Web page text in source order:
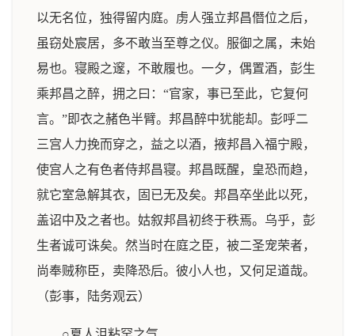
以无名位，独得留内庭。虏人强立邦昌僭位之后，
虽窃处宸居，多不敢当至尊之仪。服御之属，未始
易也。寝殿之邃，不敢履也。一夕，偶置酒，彭生
乘邦昌之醉，拥之曰：“官家，事已至此，它复何
言。”即衣之赭色半臂。邦昌醉中犹能却。彭呼二
三宫人力挽而穿之，益之以酒，掖邦昌入福宁殿，
使宫人之有色者侍邦昌寝。邦昌既醒，皇恐而趋，
就它室急解其衣，固已无及矣。邦昌卒坐此以死，
盖诏中及之者也。姑叙邦昌初终于秩焉。乌乎，彭
生者诚可诛矣。然当时在庭之臣，被二圣宠荣者，
尚奉贼称臣，卖降恐后。彼小人也，又何足道哉。
（彭事，陆务观云）